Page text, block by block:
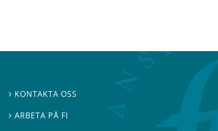
 KONTAKTA OSS
ARBETA PÅ FI